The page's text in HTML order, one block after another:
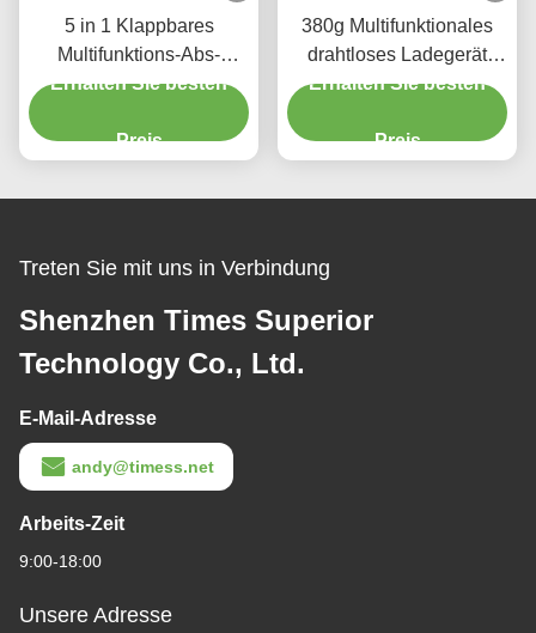
5 in 1 Klappbares
Multifunktions-Abs-
Material Wireless-
Schwarz Weiß mit
Erhalten Sie besten
Preis
380g Multifunktionales
drahtloses Ladegerät
15W Fast Weiß oder
Nachtlicht
Erhalten Sie besten
Preis
Treten Sie mit uns in Verbindung
Shenzhen Times Superior
Technology Co., Ltd.
E-Mail-Adresse
andy@timess.net
Arbeits-Zeit
9:00-18:00
Unsere Adresse